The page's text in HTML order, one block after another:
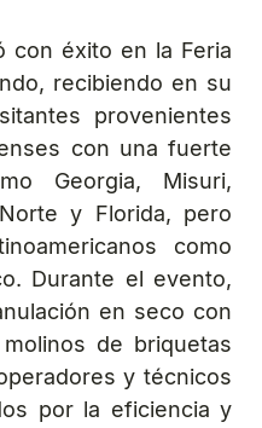
con éxito en la Feria
recibiendo en su
provenientes
con una fuerte
Georgia, Misuri,
y Florida, pero
como
Durante el evento,
en seco con
de briquetas
y técnicos
por la eficiencia y